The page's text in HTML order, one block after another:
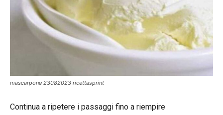
mascarpone 23082023 ricettasprint
Continua a ripetere i passaggi fino a riempire